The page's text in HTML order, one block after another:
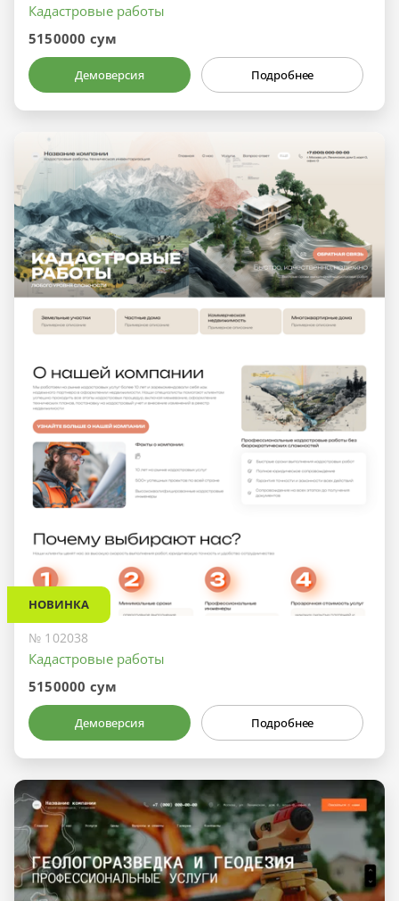
Кадастровые работы
5150000 сум
Демоверсия Подробнее
НОВИНКА
№ 102038
Кадастровые работы
5150000 сум
Демоверсия Подробнее